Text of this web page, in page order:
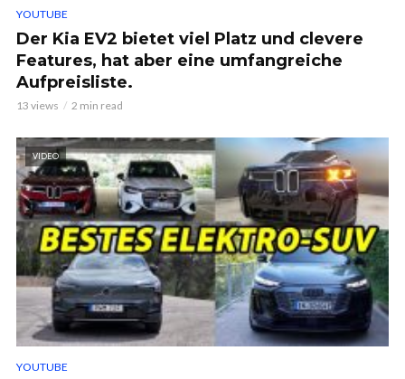
YOUTUBE
Der Kia EV2 bietet viel Platz und clevere
Features, hat aber eine umfangreiche
Aufpreisliste.
13 views 2 min read
VIDEO
YOUTUBE